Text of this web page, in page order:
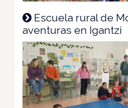
Escuela rural de
aventuras en Igantzi